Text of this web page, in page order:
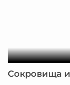
Сокровища